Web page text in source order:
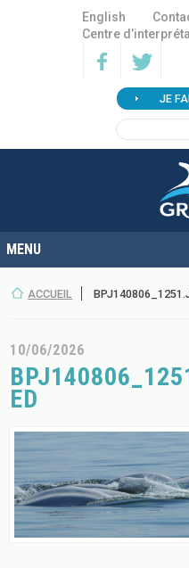
English
Centre
JE
ACCUEIL
10/06/2026
ED